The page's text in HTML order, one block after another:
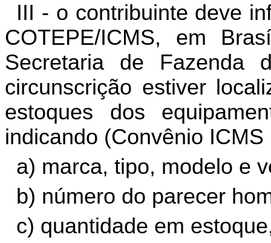
III - o contribuinte deve
COTEPE/ICMS, em
Secretaria de Fazenda
circunscrição estiver
estoques dos
indicando (Convênio
a) marca, tipo, modelo e
b) número do parecer
c) quantidade em